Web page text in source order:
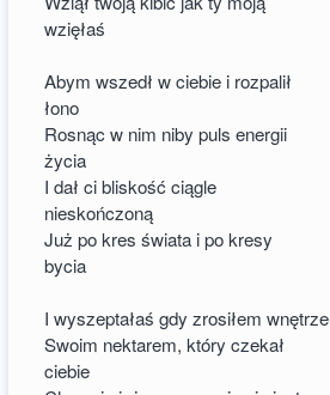
wzięłaś
Abym wszedł w ciebie i rozpalił
łono
Rosnąc w nim niby puls energii
życia
I dał ci bliskość ciągle
nieskończoną
Już po kres świata i po kresy
bycia
I wyszeptałaś gdy zrosiłem wnętrze
Swoim nektarem, który czekał
ciebie